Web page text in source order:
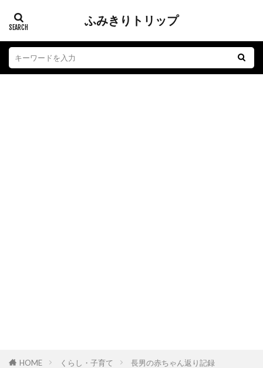
ふみきりトリップ
HOME くらし・子育て 長男の赤ちゃん返り記録